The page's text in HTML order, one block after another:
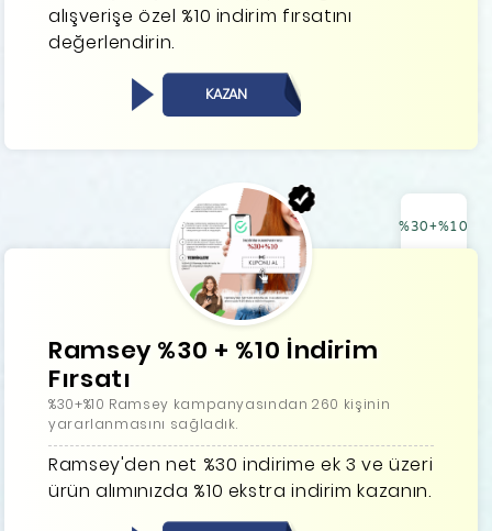
alışverişe özel %10 indirim fırsatını
değerlendirin.
KAZAN
%30+%10
Ramsey %30 + %10 İndirim
Fırsatı
%30+%10 Ramsey kampanyasından 260 kişinin
yararlanmasını sağladık.
Ramsey'den net %30 indirime ek 3 ve üzeri
ürün alımınızda %10 ekstra indirim kazanın.